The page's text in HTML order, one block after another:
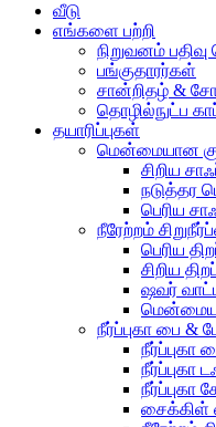
வீடு
எங்களை பற்றி
நிறுவனம்
பங்குதாரர்கள்
சான்றிதழ் &
தொழில்நுட்ப
தயாரிப்புகள்
மென்மையான
சிறிய
நடுத்தர
பெரிய
நீரேற்றம்
பெரிய
சிறிய
ஷவர்
நீர்ப்புகா பை &
நீர்ப்புகா
நீர்ப்புகா
நீர்ப்புகா
சைக்கிள்